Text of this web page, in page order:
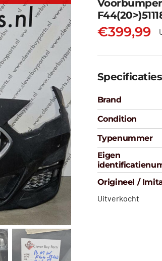
€399,99
Specificaties
Brand
Condition
Typenummer
Eigen
Origineel /
Uitverkocht